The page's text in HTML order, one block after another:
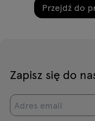
Przejdź do
Zapisz się do